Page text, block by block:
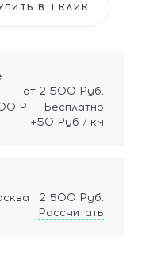
В 1 КЛИК
от 2 500 Руб.
Р
Бесплатно
+50 Руб / км
2 500 Руб.
Рассчитать